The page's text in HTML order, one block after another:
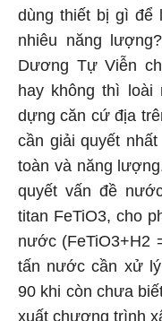
dùng thiết bị gì để
nhiêu năng
Dương Tự Viễn
hay không thì loài
dựng căn cứ địa
cần giải quyết
toàn và năng
quyết vấn đề
titan FeTiO3, cho
nước (FeTiO3+H2
tấn nước cần xử
90 khi còn chưa
xuất chương trình